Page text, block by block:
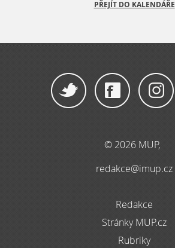
PŘEJÍT DO KALENDÁŘE
© 2026 MUP,
redakce@imup.cz
Redakce
Stránky MUP.cz
Rubriky